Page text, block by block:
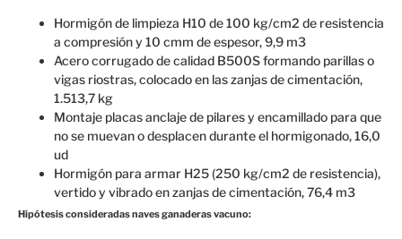
Hormigón de limpieza H10 de 100 kg/cm2 de resistencia
a compresión y 10 cmm de espesor, 9,9 m3
Acero corrugado de calidad B500S formando parillas o
vigas riostras, colocado en las zanjas de cimentación,
1.513,7 kg
Montaje placas anclaje de pilares y encamillado para que
no se muevan o desplacen durante el hormigonado, 16,0
ud
Hormigón para armar H25 (250 kg/cm2 de resistencia),
vertido y vibrado en zanjas de cimentación, 76,4 m3
Hipótesis consideradas naves ganaderas vacuno: